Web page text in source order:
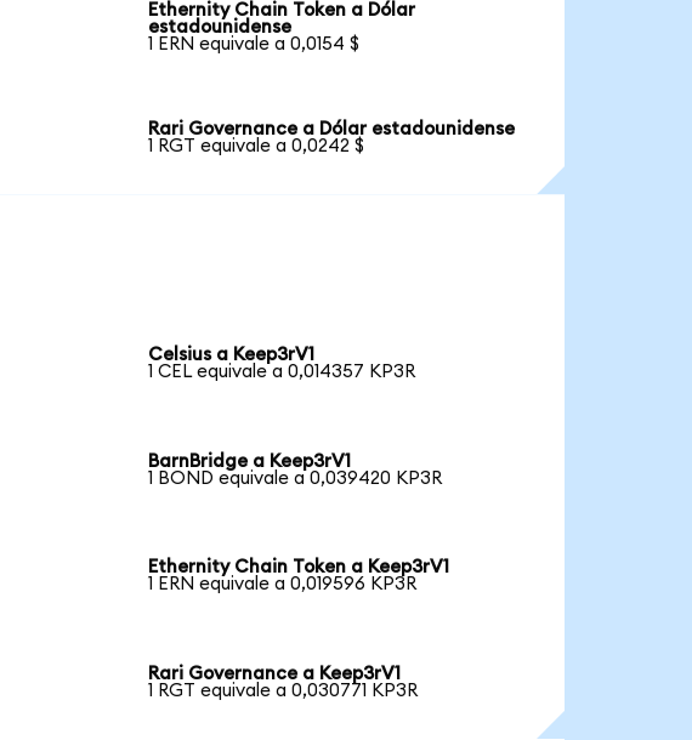
Ethernity Chain Token a Dólar
estadounidense
1 ERN equivale a 0,0154 $
Rari Governance a Dólar estadounidense
1 RGT equivale a 0,0242 $
Celsius a Keep3rV1
1 CEL equivale a 0,014357 KP3R
BarnBridge a Keep3rV1
1 BOND equivale a 0,039420 KP3R
Ethernity Chain Token a Keep3rV1
1 ERN equivale a 0,019596 KP3R
Rari Governance a Keep3rV1
1 RGT equivale a 0,030771 KP3R